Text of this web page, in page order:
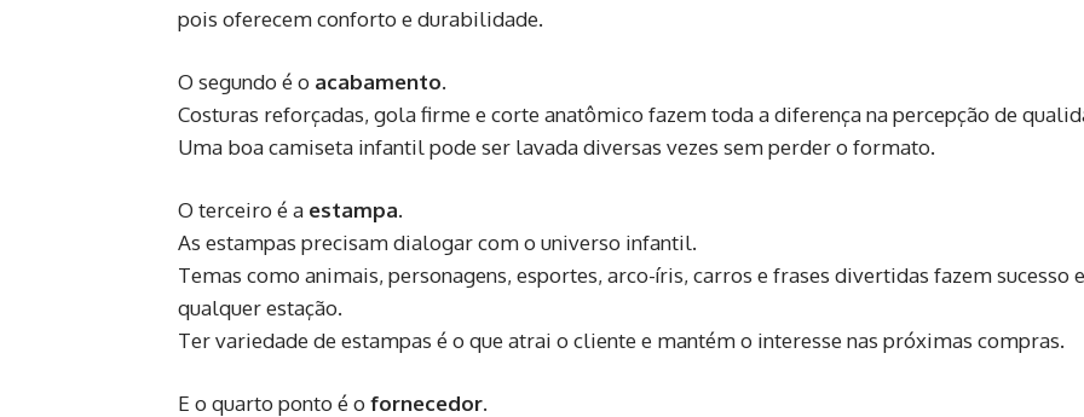
pois oferecem conforto e durabilidade.
O segundo é o acabamento.
Costuras reforçadas, gola firme e corte anatômico fazem toda a diferença na percepção de
Uma boa camiseta infantil pode ser lavada diversas vezes sem perder o formato.
O terceiro é a estampa.
As estampas precisam dialogar com o universo infantil.
Temas como animais, personagens, esportes, arco-íris, carros e frases divertidas fazem sucesso
qualquer estação.
Ter variedade de estampas é o que atrai o cliente e mantém o interesse nas próximas compras.
E o quarto ponto é o fornecedor.